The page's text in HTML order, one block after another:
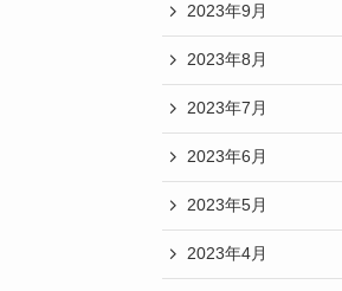
2023年9月
2023年8月
2023年7月
2023年6月
2023年5月
2023年4月